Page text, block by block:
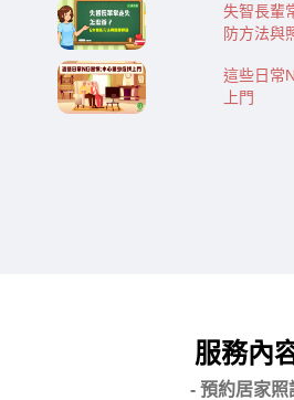
失智長輩
防方法與
這些日常
上門
服務內
- 預約居家照